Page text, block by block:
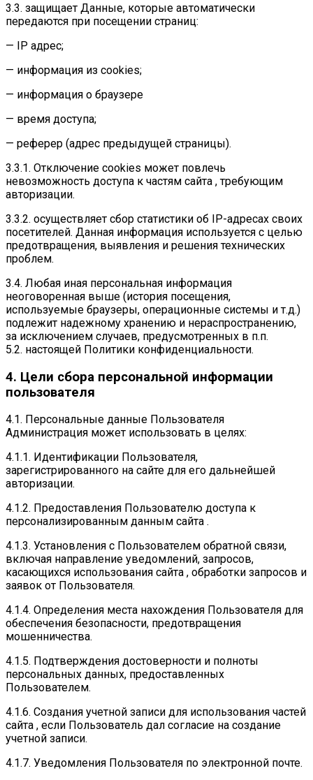
3.3. защищает Данные, которые автоматически
передаются при посещении страниц:
— IP адрес;
— информация из cookies;
— информация о браузере
— время доступа;
— реферер (адрес предыдущей страницы).
3.3.1. Отключение cookies может повлечь
невозможность доступа к частям сайта , требующим
авторизации.
3.3.2. осуществляет сбор статистики об IP-адресах своих
посетителей. Данная информация используется с целью
предотвращения, выявления и решения технических
проблем.
3.4. Любая иная персональная информация
неоговоренная выше (история посещения,
используемые браузеры, операционные системы и т.д.)
подлежит надежному хранению и нераспространению,
за исключением случаев, предусмотренных в п.п.
5.2. настоящей Политики конфиденциальности.
4. Цели сбора персональной информации
пользователя
4.1. Персональные данные Пользователя
Администрация может использовать в целях:
4.1.1. Идентификации Пользователя,
зарегистрированного на сайте для его дальнейшей
авторизации.
4.1.2. Предоставления Пользователю доступа к
персонализированным данным сайта .
4.1.3. Установления с Пользователем обратной связи,
включая направление уведомлений, запросов,
касающихся использования сайта , обработки запросов и
заявок от Пользователя.
4.1.4. Определения места нахождения Пользователя для
обеспечения безопасности, предотвращения
мошенничества.
4.1.5. Подтверждения достоверности и полноты
персональных данных, предоставленных
Пользователем.
4.1.6. Создания учетной записи для использования частей
сайта , если Пользователь дал согласие на создание
учетной записи.
4.1.7. Уведомления Пользователя по электронной почте.